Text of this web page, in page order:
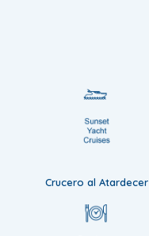
Crucero al Atardecer